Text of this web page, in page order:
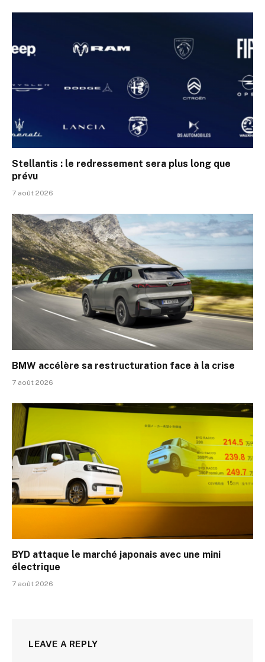
Stellantis : le redressement sera plus long que
prévu
7 août 2026
BMW accélère sa restructuration face à la crise
7 août 2026
BYD attaque le marché japonais avec une mini
électrique
7 août 2026
LEAVE A REPLY